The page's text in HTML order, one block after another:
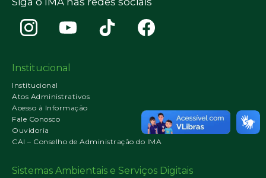
Institucional
Institucional
Atos Administrativos
Acesso à Informação
Fale Conosco
Ouvidoria
CAI – Conselho de Administração do IMA
Sistemas Ambientais e Serviços Digitais